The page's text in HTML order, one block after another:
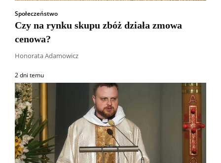
Społeczeństwo
Czy na rynku skupu zbóż działa zmowa
cenowa?
Honorata Adamowicz
2 dni temu